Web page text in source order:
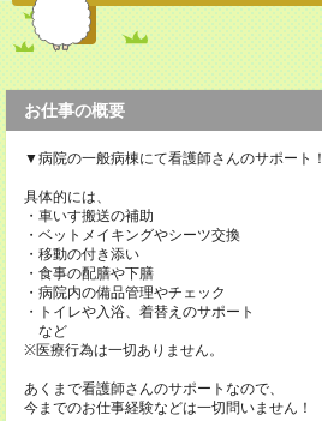
お仕事の概要
▼病院の一般病棟にて看護師さんのサポート！
具体的には、
・車いす搬送の補助
・ベットメイキングやシーツ交換
・移動の付き添い
・食事の配膳や下膳
・病院内の備品管理やチェック
・トイレや入浴、着替えのサポート
など
※医療行為は一切ありません。
あくまで看護師さんのサポートなので、
今までのお仕事経験などは一切問いません！